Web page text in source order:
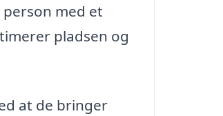
med et
pladsen og
at de bringer